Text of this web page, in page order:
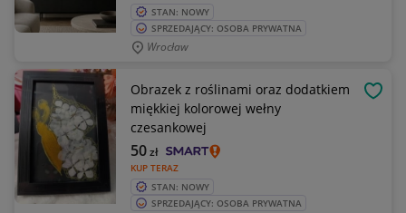
STAN: NOWY
SPRZEDAJĄCY: OSOBA PRYWATNA
Wrocław
Obrazek z roślinami oraz dodatkiem
miękkiej kolorowej wełny
czesankowej
KUP TERAZ
50zł
STAN: NOWY
SPRZEDAJĄCY: OSOBA PRYWATNA